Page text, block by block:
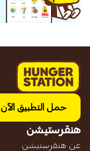
حمل التطبيق الآن
هنقرستيشن
عن هنقرستيشن